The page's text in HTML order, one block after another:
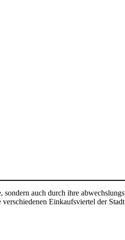
auch durch ihre
Einkaufsviertel der